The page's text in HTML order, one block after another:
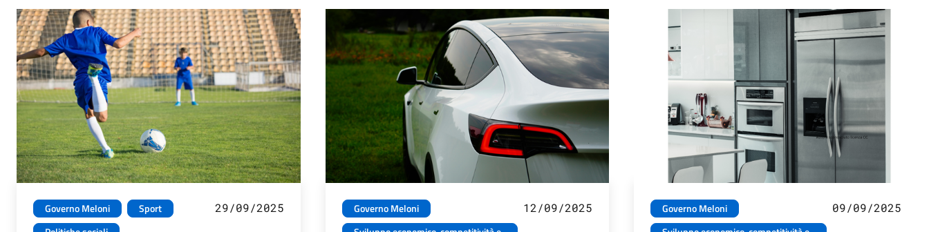
Governo Meloni
Sport
29/09/2025
Governo Meloni
12/09/2025
Governo Meloni
09/09/2025